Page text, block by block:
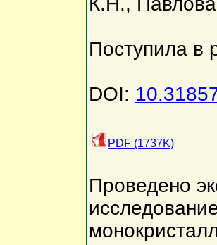
Поступила в
DOI:
PDF (1737K)
Проведено